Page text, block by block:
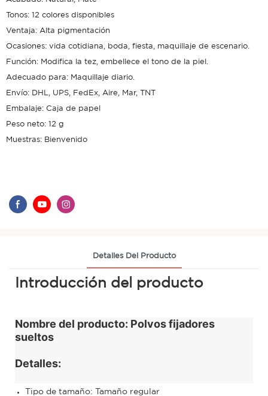
Tonos: 12 colores disponibles
Ventaja: Alta pigmentación
Ocasiones: vida cotidiana, boda, fiesta, maquillaje de escenario.
Función: Modifica la tez, embellece el tono de la piel.
Adecuado para: Maquillaje diario.
Envío: DHL, UPS, FedEx, Aire, Mar, TNT
Embalaje: Caja de papel
Peso neto: 12 g
Muestras: Bienvenido
Detalles Del Producto
Introducción del producto
Nombre del producto: Polvos fijadores
sueltos
Detalles:
Tipo de tamaño: Tamaño regular